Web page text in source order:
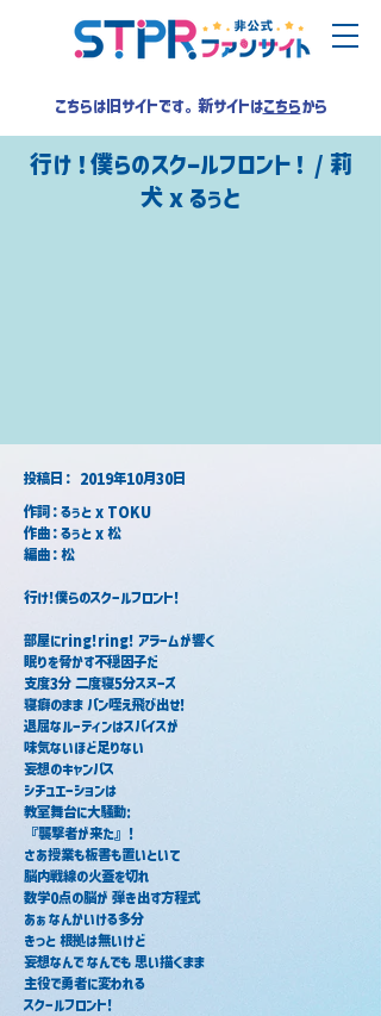
こちらは旧サイトです。新サイトはこちらから
行け！僕らのスクールフロント！ / 莉
犬 x るぅと
​投稿日： 2019年10月30日
作詞：るぅと x TOKU
作曲：るぅと x 松
編曲：松
行け!僕らのスクールフロント!
部屋にring!ring! アラームが響く
眠りを脅かす不穏因子だ
支度3分 二度寝5分スヌーズ
寝癖のまま パン咥え飛び出せ!
退屈なルーティンはスパイスが
味気ないほど足りない
妄想のキャンバス
シチュエーションは
教室舞台に大騒動:
『襲撃者が来た』!
さあ授業も板書も置いといて
脳内戦線の火蓋を切れ
数学0点の脳が 弾き出す方程式
あぁ なんかいける多分
きっと 根拠は無いけど
妄想なんで なんでも 思い描くまま
主役で勇者に変われる
スクールフロント!